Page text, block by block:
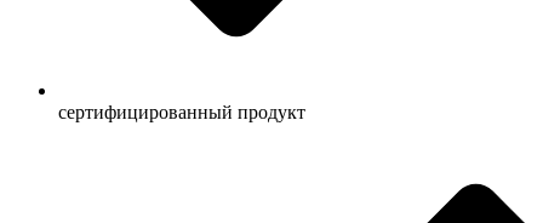
сертифицированный продукт